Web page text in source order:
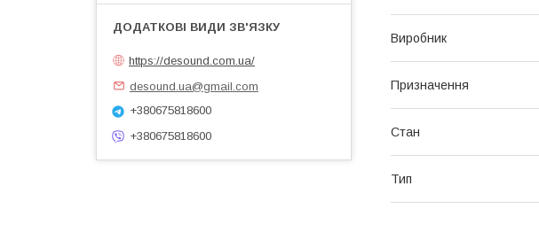
Виробник
Призначення
Стан
Тип
https://desound.com.ua/
desound.ua@gmail.com
+380675818600
+380675818600